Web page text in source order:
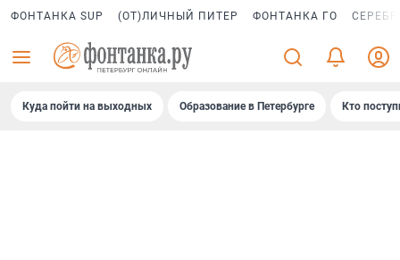
ФОНТАНКА SUP (ОТ)ЛИЧНЫЙ ПИТЕР ФОНТАНКА ГО
Куда пойти на выходных Образование в Петербурге Кто